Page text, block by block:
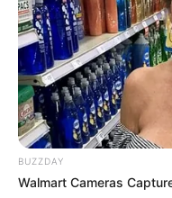
BUZZDAY
Walmart Cameras